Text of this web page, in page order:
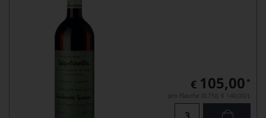
€ 105,00 *
pro Flasche (0.75l), € 140,00/L